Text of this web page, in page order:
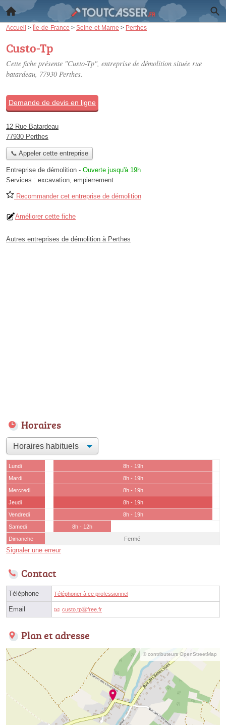
Accueil > Île-de-France > Seine-et-Marne > Perthes
Custo-Tp
Cette fiche présente "Custo-Tp", entreprise de démolition située rue
batardeau, 77930 Perthes.
Demande de devis en ligne
12 Rue Batardeau
77930 Perthes
📞 Appeler cette entreprise
Entreprise de démolition - Ouverte jusqu'à 19h
Services : excavation, empierrement
Recommander cet entreprise de démolition
Améliorer cette fiche
Autres entreprises de démolition à Perthes
Horaires
Lundi
8h - 19h
Mardi
8h - 19h
Mercredi
8h - 19h
Jeudi
8h - 19h
Vendredi
8h - 19h
Samedi
8h - 12h
Dimanche
Fermé
Signaler une erreur
Contact
Téléphone Téléphoner à ce professionnel
Email custo.tpⓐfree.fr
Plan et adresse
© contributeurs OpenStreetMap